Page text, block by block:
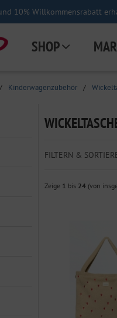
10% Willkommensrabatt
SHOP
/ Kinderwagenzubehör /
FILTERN &
Zeige 1 bis 24 (von